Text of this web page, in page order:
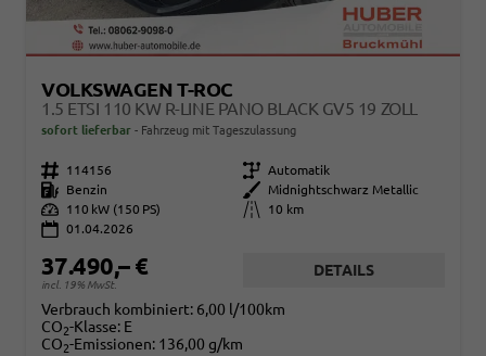
VOLKSWAGEN T-ROC
1.5 ETSI 110 KW R-LINE PANO BLACK GV5 19 ZOLL
sofort lieferbar Fahrzeug mit Tageszulassung
Fahrzeugnr. 114156 Getriebe Automatik
Kraftstoff
Benzin Außenfarbe
Midnightschwarz Metallic
Leistung
110 kW (150 PS) Kilometerstand
10 km
01.04.2026
37.490,– €
incl. 19% MwSt.
DETAILS
Verbrauch kombiniert: 6,00 l/100km
CO2-Klasse: E
CO2-Emissionen: 136,00 g/km